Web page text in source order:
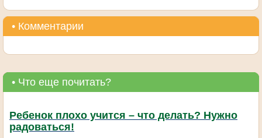
• Комментарии
• Что еще почитать?
Ребенок плохо учится – что делать? Нужно
радоваться!